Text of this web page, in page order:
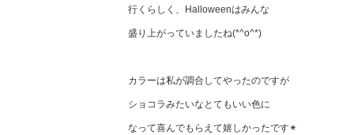
行くらしく、Halloweenはみんな
盛り上がっていましたね(*^o^*)
カラーは私が調合してやったのですが
ショコラみたいなとてもいい色に
なって喜んでもらえて嬉しかったです✴︎